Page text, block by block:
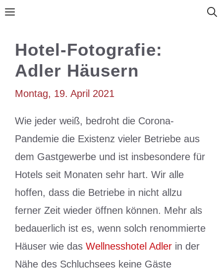
Zum
springen
Menü
Hotel-Fotografie:
Adler Häusern
Montag, 19. April 2021
Wie jeder weiß, bedroht die Corona-
Pandemie die Existenz vieler Betriebe aus
dem Gastgewerbe und ist insbesondere für
Hotels seit Monaten sehr hart. Wir alle
hoffen, dass die Betriebe in nicht allzu
ferner Zeit wieder öffnen können. Mehr als
bedauerlich ist es, wenn solch renommierte
Häuser wie das Wellnesshotel Adler in der
Nähe des Schluchsees keine Gäste